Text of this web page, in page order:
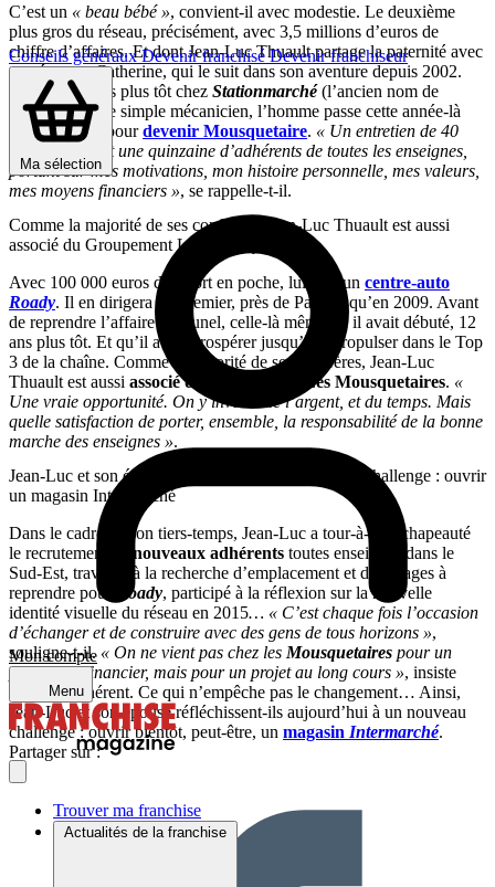
Conseils générauxDevenir franchiséDevenir franchiseur
Ma sélection
Mon compte
Menu
Trouver ma franchise
Actualités de la franchise
C’est un « beau bébé », convient-il avec modestie. Le deuxième
plus gros du réseau, précisément, avec 3,5 millions d’euros de
chiffre d’affaires. Et dont Jean-Luc Thuault partage la paternité avec
son épouse, Catherine, qui le suit dans son aventure depuis 2002.
Arrivé cinq ans plus tôt chez Stationmarché (l’ancien nom de
Roady) comme simple mécanicien, l’homme passe cette année-là
son agrément pourdevenir Mousquetaire. « Un entretien de 40
minutes devant une quinzaine d’adhérents de toutes les enseignes,
portant sur mes motivations, mon histoire personnelle, mes valeurs,
mes moyens financiers », se rappelle-t-il.
Comme la majorité de ses confrères, Jean-Luc Thuault est aussi
associé du Groupement Les Mousquetaires
Avec 100 000 euros d’apport en poche, lui vise un centre-auto
Roady. Il en dirigera un premier, près de Pau, jusqu’en 2009. Avant
de reprendre l’affaire de Lunel, celle-là même où il avait débuté, 12
ans plus tôt. Et qu’il a fait prospérer jusqu’à la propulser dans le Top
3 de la chaîne. Comme la majorité de ses confrères, Jean-Luc
Thuault est aussi associé du groupement Les Mousquetaires. «
Une vraie opportunité. On y investit de l’argent, et du temps. Mais
quelle satisfaction de porter, ensemble, la responsabilité de la bonne
marche des enseignes ».
Jean-Luc et son épouse réfléchissent à un nouveau challenge : ouvrir
un magasin Intermarché
Dans le cadre de son tiers-temps, Jean-Luc a tour-à-tour chapeauté
le recrutement de
nouveaux adhérents toutes enseignes dans le
Sud-Est, travaillé à la recherche d’emplacement et de garages à
reprendre pour
Roady, participé à la réflexion sur la nouvelle
identité visuelle du réseau en 2015… « C’est chaque fois l’occasion
d’échanger et de construire avec des gens de tous horizons »,
souligne-t-il. « On ne vient pas chez les Mousquetaires pour un
placement financier, mais pour un projet au long cours », insiste
encore l’adhérent. Ce qui n’empêche pas le changement… Ainsi,
Jean-Luc et son épouse réfléchissent-ils aujourd’hui à un nouveau
challenge : ouvrir bientôt, peut-être, un magasin Intermarché.
Partager sur :